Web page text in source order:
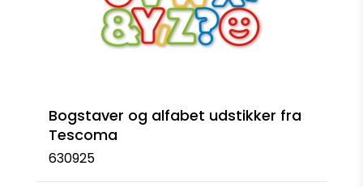
Bogstaver og alfabet udstikker fra
Tescoma
630925